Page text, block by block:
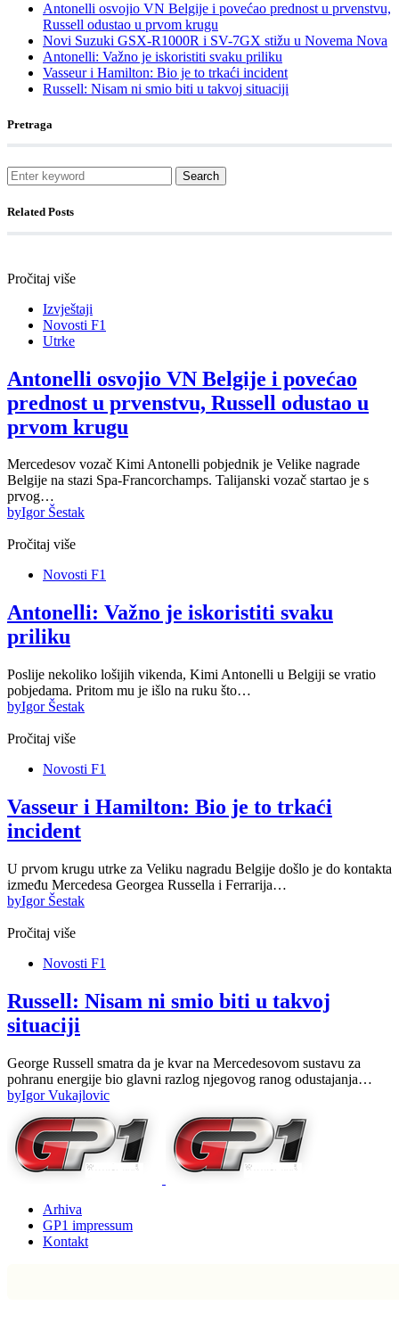
Antonelli osvojio VN Belgije i povećao prednost u prvenstvu,
Russell odustao u prvom krugu
Novi Suzuki GSX-R1000R i SV-7GX stižu u Novema Nova
Antonelli: Važno je iskoristiti svaku priliku
Vasseur i Hamilton: Bio je to trkaći incident
Russell: Nisam ni smio biti u takvoj situaciji
Pretraga
Search
Related Posts
Pročitaj više
Izvještaji
Novosti F1
Utrke
Antonelli osvojio VN Belgije i povećao
prednost u prvenstvu, Russell odustao u
prvom krugu
Mercedesov vozač Kimi Antonelli pobjednik je Velike nagrade
Belgije na stazi Spa-Francorchamps. Talijanski vozač startao je s
prvog…
byIgor Šestak
Pročitaj više
Novosti F1
Antonelli: Važno je iskoristiti svaku
priliku
Poslije nekoliko lošijih vikenda, Kimi Antonelli u Belgiji se vratio
pobjedama. Pritom mu je išlo na ruku što…
byIgor Šestak
Pročitaj više
Novosti F1
Vasseur i Hamilton: Bio je to trkaći
incident
U prvom krugu utrke za Veliku nagradu Belgije došlo je do kontakta
između Mercedesa Georgea Russella i Ferrarija…
byIgor Šestak
Pročitaj više
Novosti F1
Russell: Nisam ni smio biti u takvoj
situaciji
George Russell smatra da je kvar na Mercedesovom sustavu za
pohranu energije bio glavni razlog njegovog ranog odustajanja…
byIgor Vukajlovic
Arhiva
GP1 impressum
Kontakt